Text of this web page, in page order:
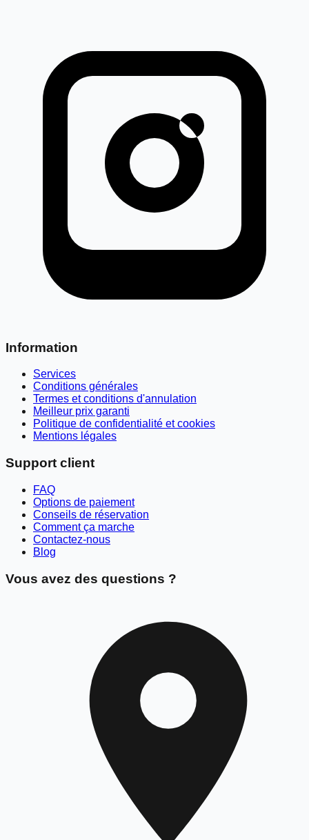
Information
Services
Conditions générales
Termes et conditions d'annulation
Meilleur prix garanti
Politique de confidentialité et cookies
Mentions légales
Support client
FAQ
Options de paiement
Conseils de réservation
Comment ça marche
Contactez-nous
Blog
Vous avez des questions ?